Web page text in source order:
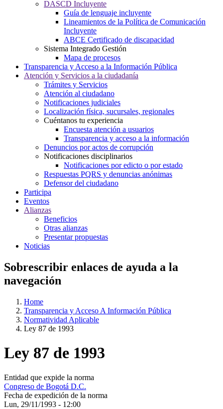
DASCD Incluyente
Guía de lenguaje incluyente
Lineamientos de la Política de Comunicación
Incluyente
ABCE Certificado de discapacidad
Sistema Integrado Gestión
Mapa de procesos
Transparencia y Acceso a la Información Pública
Atención y Servicios a la ciudadanía
Trámites y Servicios
Atención al ciudadano
Notificaciones judiciales
Localización física, sucursales, regionales
Cuéntanos tu experiencia
Encuesta atención a usuarios
Transparencia y acceso a la información
Denuncios por actos de corrupción
Notificaciones disciplinarios
Notificaciones por edicto o por estado
Respuestas PQRS y denuncias anónimas
Defensor del ciudadano
Participa
Eventos
Alianzas
Beneficios
Otras alianzas
Presentar propuestas
Noticias
Sobrescribir enlaces de ayuda a la
navegación
Home
Transparencia y Acceso A Información Pública
Normatividad Aplicable
Ley 87 de 1993
Ley 87 de 1993
Entidad que expide la norma
Congreso de Bogotá D.C.
Fecha de expedición de la norma
Lun, 29/11/1993 - 12:00